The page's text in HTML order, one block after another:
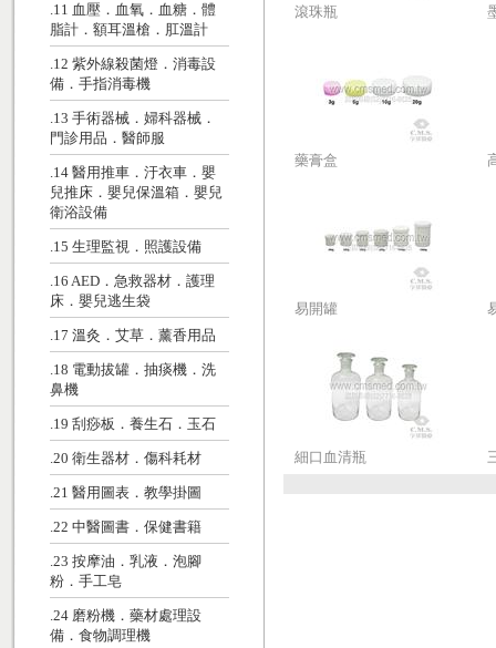
.11 血壓．血氧．血糖．體
脂計．額耳溫槍．肛溫計
.12 紫外線殺菌燈．消毒設
備．手指消毒機
.13 手術器械．婦科器械．
門診用品．醫師服
.14 醫用推車．汙衣車．嬰
兒推床．嬰兒保溫箱．嬰兒
衛浴設備
.15 生理監視．照護設備
.16 AED．急救器材．護理
床．嬰兒逃生袋
.17 溫灸．艾草．薰香用品
.18 電動拔罐．抽痰機．洗
鼻機
.19 刮痧板．養生石．玉石
.20 衛生器材．傷科耗材
.21 醫用圖表．教學掛圖
.22 中醫圖書．保健書籍
.23 按摩油．乳液．泡腳
粉．手工皂
.24 磨粉機．藥材處理設
備．食物調理機
滾珠瓶
藥膏盒
易開罐
細口血清瓶